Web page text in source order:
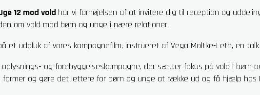
12 mod vold har vi fornøjelsen af at invitere dig til reception og
om vold mod børn og unge i nære relationer.
et udpluk af vores kampagnefilm, instrueret af Vega Moltke-Leth, en
og forebyggelseskampagne, der sætter fokus på vold i børn
former og gøre det lettere for børn og unge at række ud og få hjælp hos